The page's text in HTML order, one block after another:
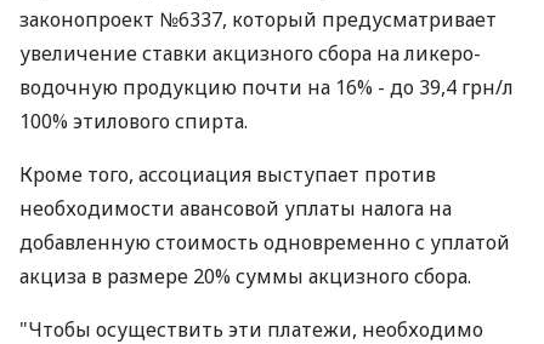
законопроект №6337, который предусматривает
увеличение ставки акцизного сбора на ликеро-
водочную продукцию почти на 16% - до 39,4 грн/л
100% этилового спирта.
Кроме того, ассоциация выступает против
необходимости авансовой уплаты налога на
добавленную стоимость одновременно с уплатой
акциза в размере 20% суммы акцизного сбора.
"Чтобы осуществить эти платежи, необходимо